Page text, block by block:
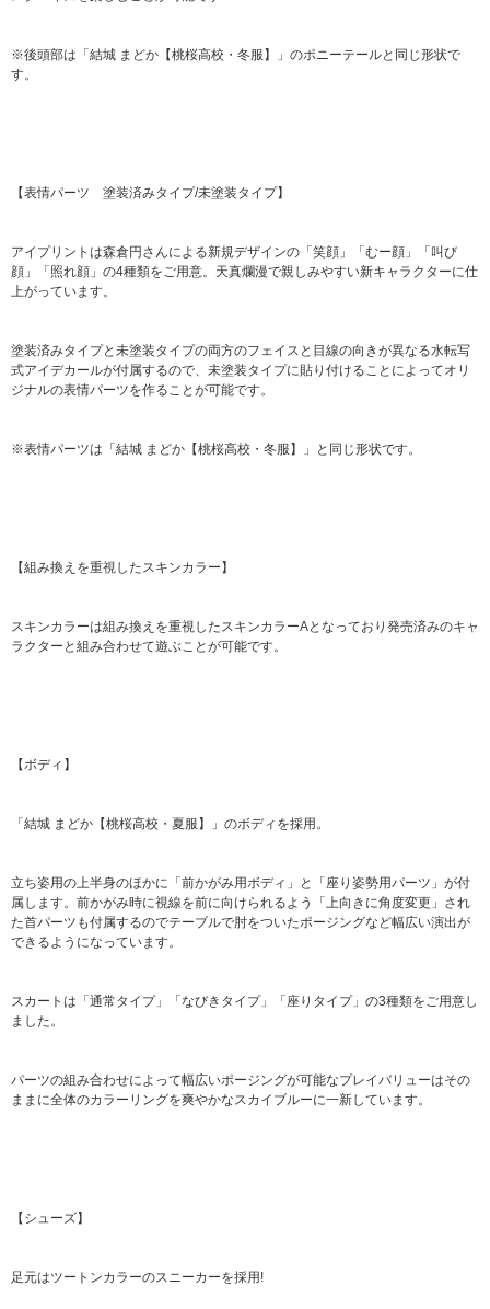
※後頭部は「結城 まどか【桃桜高校・冬服】」のポニーテールと同じ形状で
す。
【表情パーツ 塗装済みタイプ/未塗装タイプ】
アイプリントは森倉円さんによる新規デザインの「笑顔」「むー顔」「叫び
顔」「照れ顔」の4種類をご用意。天真爛漫で親しみやすい新キャラクターに仕
上がっています。
塗装済みタイプと未塗装タイプの両方のフェイスと目線の向きが異なる水転写
式アイデカールが付属するので、未塗装タイプに貼り付けることによってオリ
ジナルの表情パーツを作ることが可能です。
※表情パーツは「結城 まどか【桃桜高校・冬服】」と同じ形状です。
【組み換えを重視したスキンカラー】
スキンカラーは組み換えを重視したスキンカラーAとなっており発売済みのキャ
ラクターと組み合わせて遊ぶことが可能です。
【ボディ】
「結城 まどか【桃桜高校・夏服】」のボディを採用。
立ち姿用の上半身のほかに「前かがみ用ボディ」と「座り姿勢用パーツ」が付
属します。前かがみ時に視線を前に向けられるよう「上向きに角度変更」され
た首パーツも付属するのでテーブルで肘をついたポージングなど幅広い演出が
できるようになっています。
スカートは「通常タイプ」「なびきタイプ」「座りタイプ」の3種類をご用意し
ました。
パーツの組み合わせによって幅広いポージングが可能なプレイバリューはその
ままに全体のカラーリングを爽やかなスカイブルーに一新しています。
【シューズ】
足元はツートンカラーのスニーカーを採用!